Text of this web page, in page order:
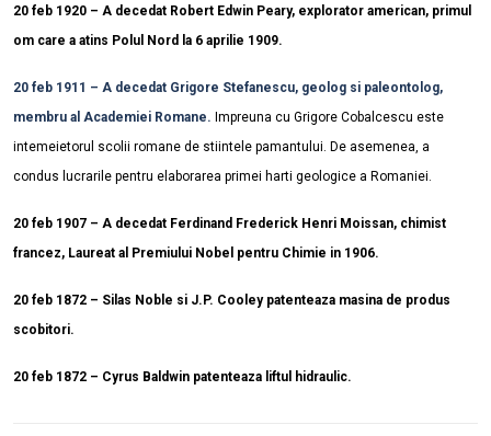
20 feb 1920 – A decedat Robert Edwin Peary, explorator american, primul
om care a atins Polul Nord la 6 aprilie 1909.
20 feb 1911 – A decedat Grigore Stefanescu, geolog si paleontolog,
membru al Academiei Romane. Impreuna cu Grigore Cobalcescu este
intemeietorul scolii romane de stiintele pamantului. De asemenea, a
condus lucrarile pentru elaborarea primei harti geologice a Romaniei.
20 feb 1907 – A decedat Ferdinand Frederick Henri Moissan, chimist
francez, Laureat al Premiului Nobel pentru Chimie in 1906.
20 feb 1872 – Silas Noble si J.P. Cooley patenteaza masina de produs
scobitori.
20 feb 1872 – Cyrus Baldwin patenteaza liftul hidraulic.